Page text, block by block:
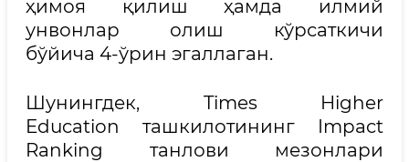
ҳимоя қилиш ҳамда илмий
унвонлар олиш кўрсаткичи
бўйича 4-ўрин эгаллаган.
Шунингдек, Times Higher
Education ташкилотининг Impact
Ranking танлови мезонлари